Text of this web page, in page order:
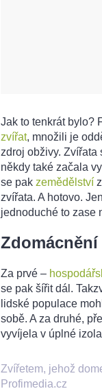
Jak to tenkrát bylo?
zvířat, množili je
zdroj obživy. Zvířata
někdy také začala
se pak zemědělství
zvířata. A hotovo.
jednoduché to zase
Za prvé –
se pak šířit dál.
lidské populace
sobě. A za druhé,
vyvíjela v úplné
Zvířetem, jehož
Profimedia.cz